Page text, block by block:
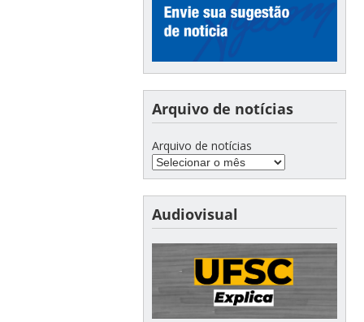
Arquivo de notícias
Arquivo de notícias
Audiovisual